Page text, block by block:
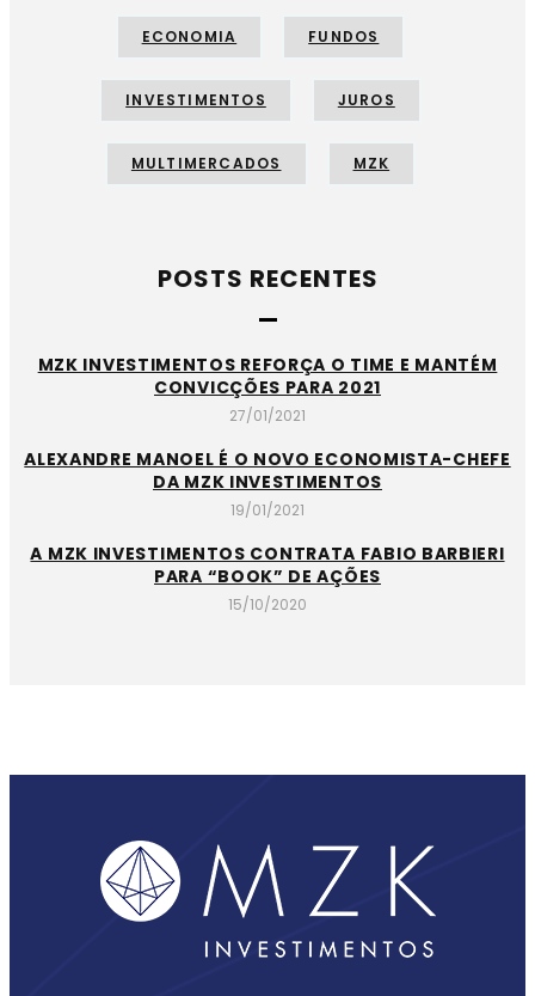
ECONOMIA FUNDOS
INVESTIMENTOS JUROS
MULTIMERCADOS MZK
POSTS RECENTES
MZK INVESTIMENTOS REFORÇA O TIME E MANTÉM
CONVICÇÕES PARA 2021
27/01/2021
ALEXANDRE MANOEL É O NOVO ECONOMISTA-CHEFE
DA MZK INVESTIMENTOS
19/01/2021
A MZK INVESTIMENTOS CONTRATA FABIO BARBIERI
PARA “BOOK” DE AÇÕES
15/10/2020